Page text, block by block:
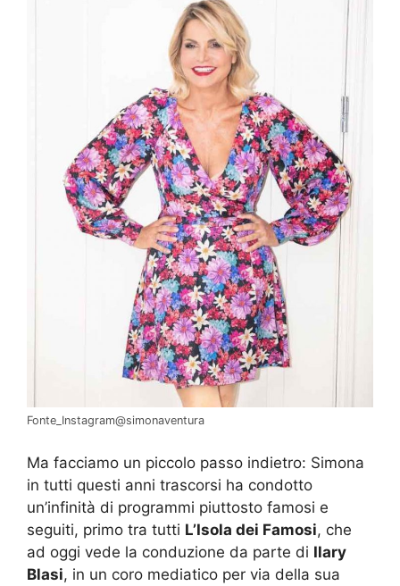
Fonte_Instagram@simonaventura
Ma facciamo un piccolo passo indietro: Simona
in tutti questi anni trascorsi ha condotto
un’infinità di programmi piuttosto famosi e
seguiti, primo tra tutti L’Isola dei Famosi, che
ad oggi vede la conduzione da parte di Ilary
Blasi, in un coro mediatico per via della sua